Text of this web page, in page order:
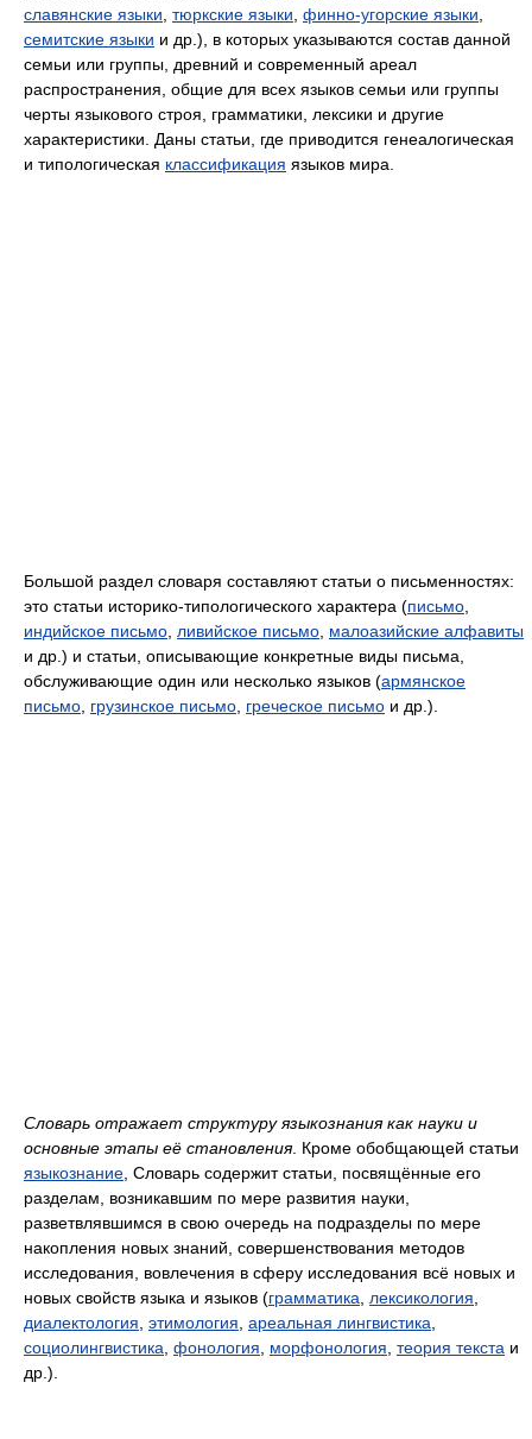
славянские языки тюркские языки финно-угорские языки
семитские языки и др.), в которых указываются состав данной
семьи или группы, древний и современный ареал
распространения, общие для всех языков семьи или группы
черты языкового строя, грамматики, лексики и другие
характеристики. Даны статьи, где приводится генеалогическая
и типологическая классификация языков мира.
Большой раздел словаря составляют статьи о письменностях:
это статьи историко-типологического характера (письмо
индийское письмо ливийское письмо малоазийские алфавиты
и др.) и статьи, описывающие конкретные виды письма,
обслуживающие один или несколько языков (армянское
письмо грузинское письмо греческое письмо и др.).
Словарь отражает структуру языкознания как науки и
основные этапы её становления. Кроме обобщающей статьи
языкознание , Словарь содержит статьи, посвящённые его
разделам, возникавшим по мере развития науки,
разветвлявшимся в свою очередь на подразделы по мере
накопления новых знаний, совершенствования методов
исследования, вовлечения в сферу исследования всё новых и
новых свойств языка и языков (грамматика лексикология
диалектология этимология ареальная лингвистика
социолингвистика фонология морфонология теория текста и
др.).